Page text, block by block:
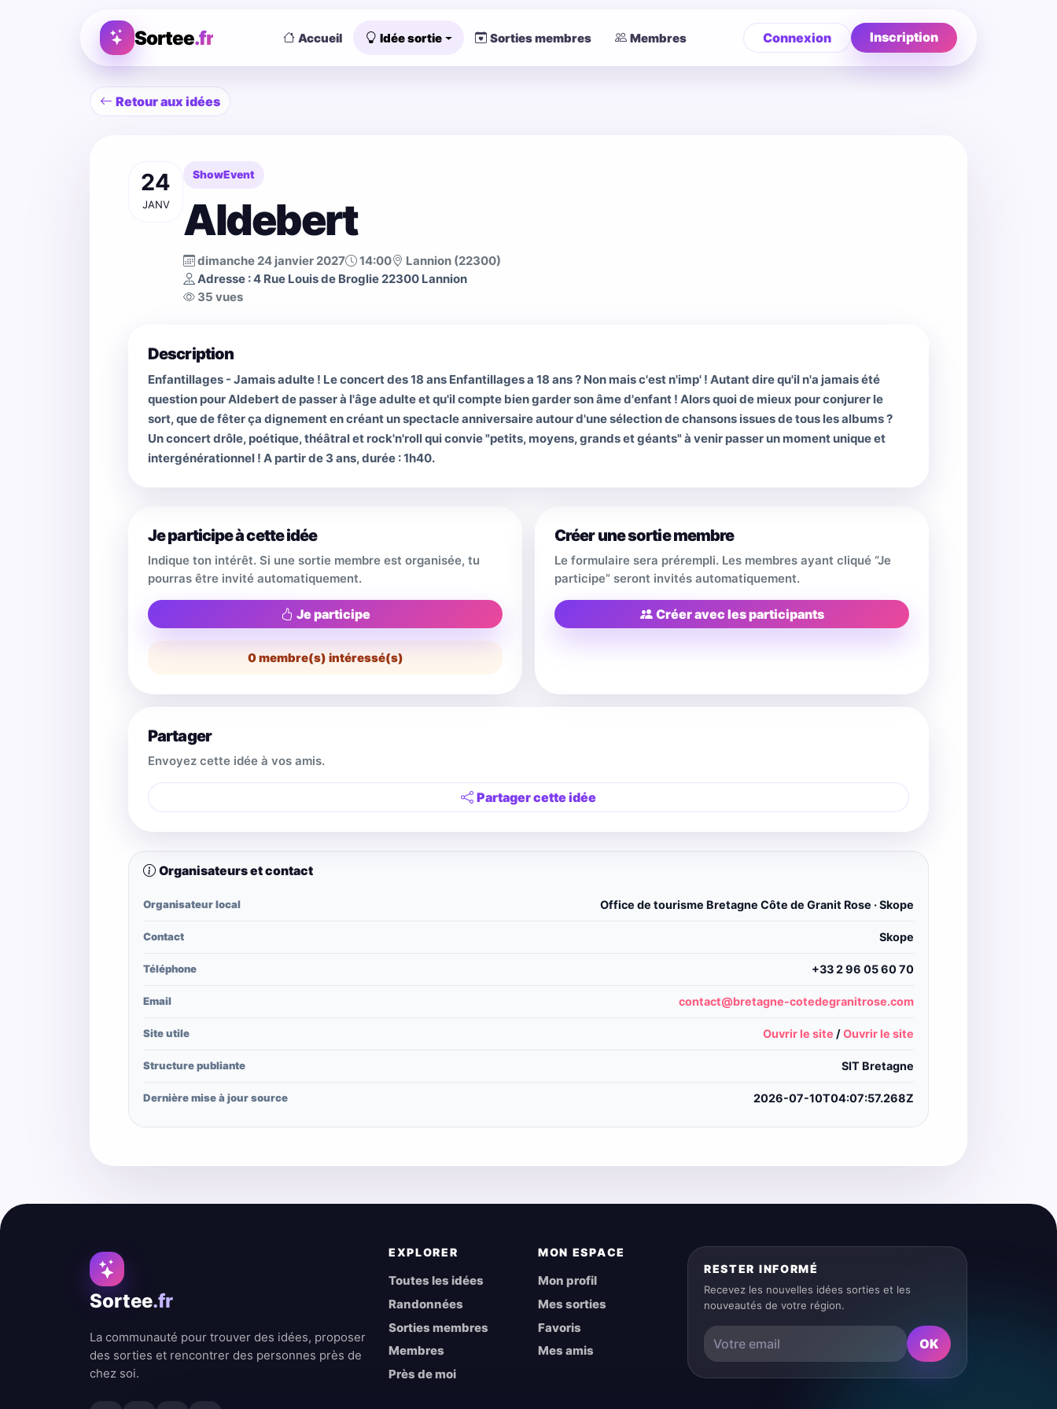
Sortee.fr Connexion Inscription
Accueil Idée sortie Sorties membres Membres
Retour aux idées
24
JANV
ShowEvent
Aldebert
dimanche 24 janvier 2027 14:00
Lannion (22300)
Adresse : 4 Rue Louis de Broglie 22300 Lannion
35 vues
Description
Enfantillages - Jamais adulte ! Le concert des 18 ans Enfantillages a 18 ans ? Non mais c'est n'imp' ! Autant dire qu'il n'a jamais été
question pour Aldebert de passer à l'âge adulte et qu'il compte bien garder son âme d'enfant ! Alors quoi de mieux pour conjurer le
sort, que de fêter ça dignement en créant un spectacle anniversaire autour d'une sélection de chansons issues de tous les albums ?
Un concert drôle, poétique, théâtral et rock'n'roll qui convie "petits, moyens, grands et géants" à venir passer un moment unique et
intergénérationnel ! A partir de 3 ans, durée : 1h40.
Je participe à cette idée
Indique ton intérêt. Si une sortie membre est organisée, tu
pourras être invité automatiquement.
Je participe
0membre(s) intéressé(s)
Créer une sortie membre
Le formulaire sera prérempli. Les membres ayant cliqué “Je
participe” seront invités automatiquement.
Créer avec les participants
Partager
Envoyez cette idée à vos amis.
Partager cette idée
Organisateurs et contact
Organisateur local Office de tourisme Bretagne Côte de Granit Rose · Skope
Contact Skope
Téléphone +33 2 96 05 60 70
Email contact@bretagne-cotedegranitrose.com
Site utile Ouvrir le site /Ouvrir le site
Structure publiante SIT Bretagne
Dernière mise à jour source 2026-07-10T04:07:57.268Z
Sortee.fr
La communauté pour trouver des idées, proposer
des sorties et rencontrer des personnes près de
chez soi.
EXPLORER
Toutes les idées
Randonnées
Sorties membres
Membres
Près de moi
MON ESPACE
Mon profil
Mes sorties
Favoris
Mes amis
RESTER INFORMÉ
Recevez les nouvelles idées sorties et les
nouveautés de votre région.
OK